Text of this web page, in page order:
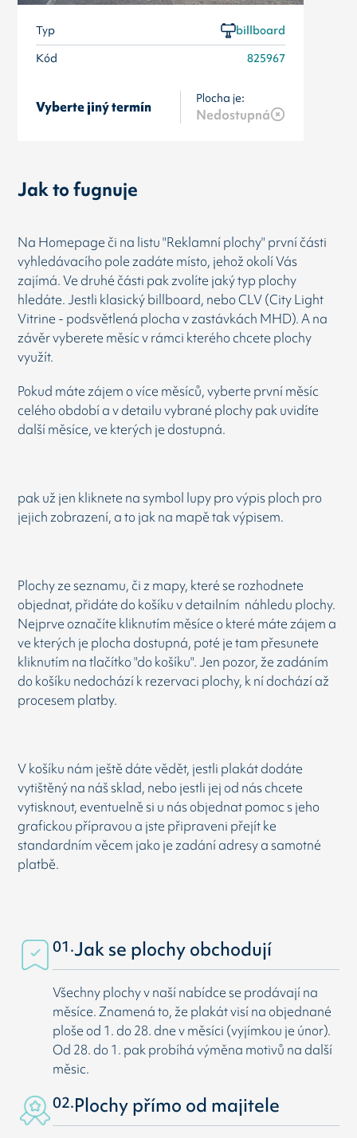
Typ
billboard
Kód
825967
Vyberte jiný termín
Plocha je:
Nedostupná
Jak to fugnuje
Na Homepage či na listu "Reklamní plochy" první části
vyhledávacího pole zadáte místo, jehož okolí Vás
zajímá. Ve druhé části pak zvolíte jaký typ plochy
hledáte. Jestli klasický billboard, nebo CLV (City Light
Vitrine - podsvětlená plocha v zastávkách MHD). A na
závěr vyberete měsíc v rámci kterého chcete plochy
využít.
Pokud máte zájem o více měsíců, vyberte první měsíc
celého období a v detailu vybrané plochy pak uvidíte
další měsíce, ve kterých je dostupná.
pak už jen kliknete na symbol lupy pro výpis ploch pro
jejich zobrazení, a to jak na mapě tak výpisem.
Plochy ze seznamu, či z mapy, které se rozhodnete
objednat, přidáte do košíku v detailním náhledu plochy.
Nejprve označíte kliknutím měsíce o které máte zájem a
ve kterých je plocha dostupná, poté je tam přesunete
kliknutím na tlačítko "do košíku". Jen pozor, že zadáním
do košíku nedochází k rezervaci plochy, k ní dochází až
procesem platby.
V košíku nám ještě dáte vědět, jestli plakát dodáte
vytištěný na náš sklad, nebo jestli jej od nás chcete
vytisknout, eventuelně si u nás objednat pomoc s jeho
grafickou přípravou a jste připraveni přejít ke
standardním věcem jako je zadání adresy a samotné
platbě.
01.Jak se plochy obchodují
Všechny plochy v naší nabídce se prodávají na
měsíce. Znamená to, že plakát visí na objednané
ploše od 1. do 28. dne v měsíci (vyjímkou je únor).
Od 28. do 1. pak probíhá výměna motivů na další
měsic.
02.Plochy přímo od majitele